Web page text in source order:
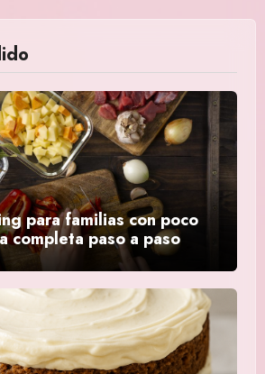
para familias con poco
completa paso a paso